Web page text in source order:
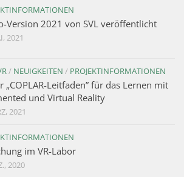
Version 2021 von SVL veröffentlicht
2021
/ NEUIGKEITEN / PROJEKTINFORMATIONEN
„COPLAR-Leitfaden” für das Lernen mit
und Virtual Reality
2021
im VR-Labor
2020